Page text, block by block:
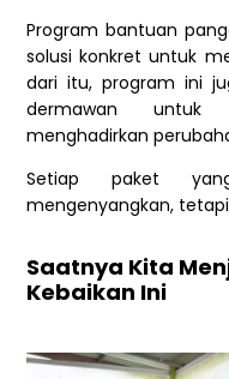
Program bantuan
solusi konkret untuk
dari itu, program ini
dermawan untuk
menghadirkan
Setiap paket
mengenyangkan,
Saatnya Kita
Kebaikan Ini